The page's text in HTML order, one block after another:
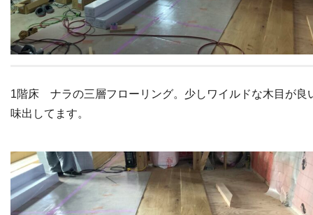
1階床 ナラの三層フローリング。少しワイルドな木目が良
味出してます。